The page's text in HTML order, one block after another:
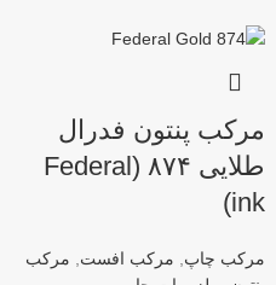
مرکب پنتون فدرال
طلایی ۸۷۴ (Federal
ink)
مرکب چاپ مرکب افست
مرکب